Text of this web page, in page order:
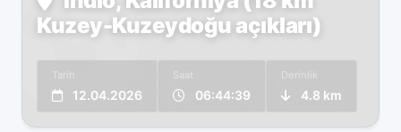
Kuzey-Kuzeydoğu açıkları)
Tarih
12.04.2026
Saat
06:44:39
Derinlik
4.8 km